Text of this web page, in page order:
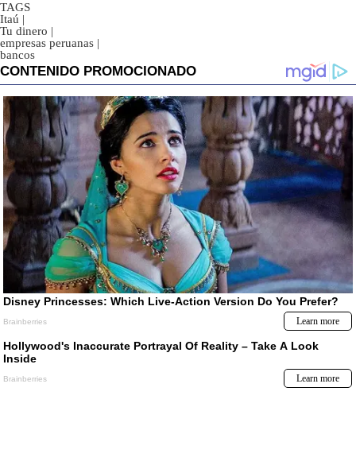
TAGS
Itaú |
Tu dinero |
empresas peruanas |
bancos